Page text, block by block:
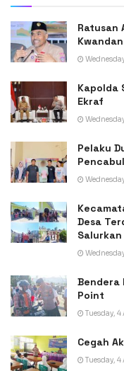
Ratusan
Kapolda
Ekraf
Pelaku
Desa
Salurkan
Bendera
Point
Tuesday,
Cegah
Tuesday,